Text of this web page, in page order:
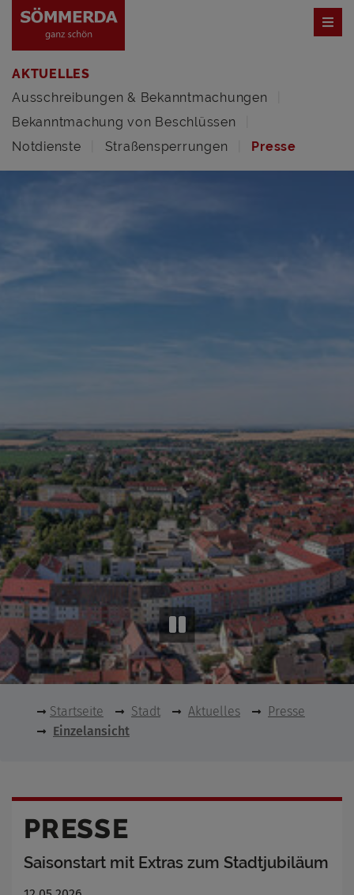
AKTUELLES
Ausschreibungen & Bekanntmachungen
Bekanntmachung von Beschlüssen
Notdienste
Straßensperrungen Presse
Startseite Stadt Aktuelles
Presse
Einzelansicht
PRESSE
Saisonstart mit Extras zum Stadtjubiläum